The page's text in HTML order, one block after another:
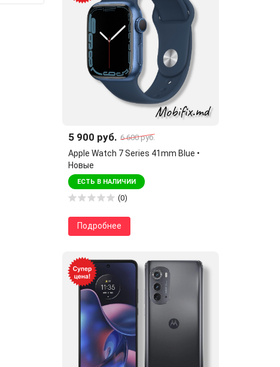
5 900 руб. 6 600 руб.
Apple Watch 7 Series 41mm Blue •
Новые
ЕСТЬ В НАЛИЧИИ
(0)
Подробнее